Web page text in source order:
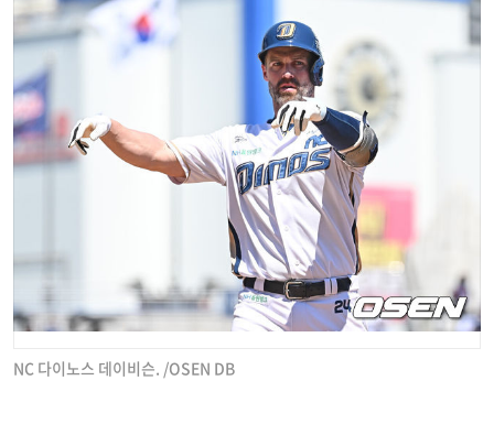
NC 다이노스 데이비슨. /OSEN DB